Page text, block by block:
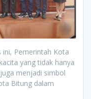
ini, Pemerintah Kota
yang tidak hanya
menjadi simbol
Bitung dalam